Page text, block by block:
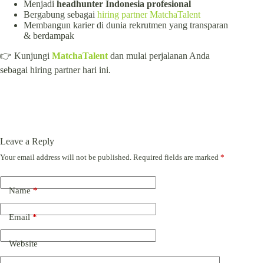
Menjadi headhunter Indonesia profesional
Bergabung sebagai hiring partner MatchaTalent
Membangun karier di dunia rekrutmen yang transparan
& berdampak
👉 Kunjungi MatchaTalent dan mulai perjalanan Anda
sebagai hiring partner hari ini.
Leave a Reply
Your email address will not be published. Required fields are marked *
Name*
Email*
Website